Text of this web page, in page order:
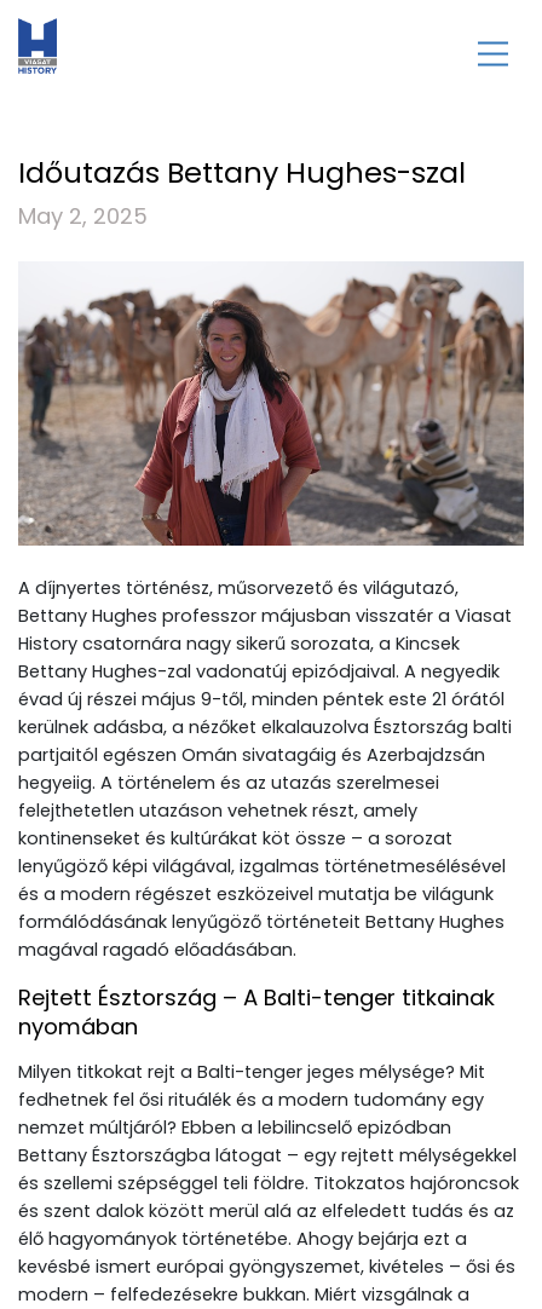
Időutazás Bettany Hughes-szal
May 2, 2025
A díjnyertes történész, műsorvezető és világutazó,
Bettany Hughes professzor májusban visszatér a Viasat
History csatornára nagy sikerű sorozata, a Kincsek
Bettany Hughes-zal vadonatúj epizódjaival. A negyedik
évad új részei május 9-től, minden péntek este 21 órától
kerülnek adásba, a nézőket elkalauzolva Észtország balti
partjaitól egészen Omán sivatagáig és Azerbajdzsán
hegyeiig. A történelem és az utazás szerelmesei
felejthetetlen utazáson vehetnek részt, amely
kontinenseket és kultúrákat köt össze – a sorozat
lenyűgöző képi világával, izgalmas történetmesélésével
és a modern régészet eszközeivel mutatja be világunk
formálódásának lenyűgöző történeteit Bettany Hughes
magával ragadó előadásában.
Rejtett Észtország – A Balti-tenger titkainak
nyomában
Milyen titkokat rejt a Balti-tenger jeges mélysége? Mit
fedhetnek fel ősi rituálék és a modern tudomány egy
nemzet múltjáról? Ebben a lebilincselő epizódban
Bettany Észtországba látogat – egy rejtett mélységekkel
és szellemi szépséggel teli földre. Titokzatos hajóroncsok
és szent dalok között merül alá az elfeledett tudás és az
élő hagyományok történetébe. Ahogy bejárja ezt a
kevésbé ismert európai gyöngyszemet, kivételes – ősi és
modern – felfedezésekre bukkan. Miért vizsgálnak a